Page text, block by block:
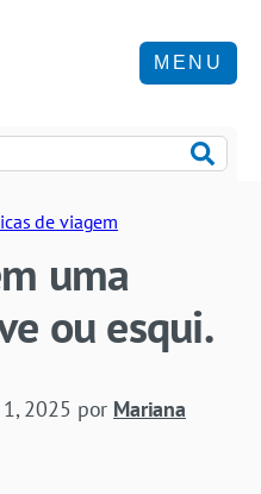
MENU
de viagem
uma
ou esqui.
2025 por Mariana